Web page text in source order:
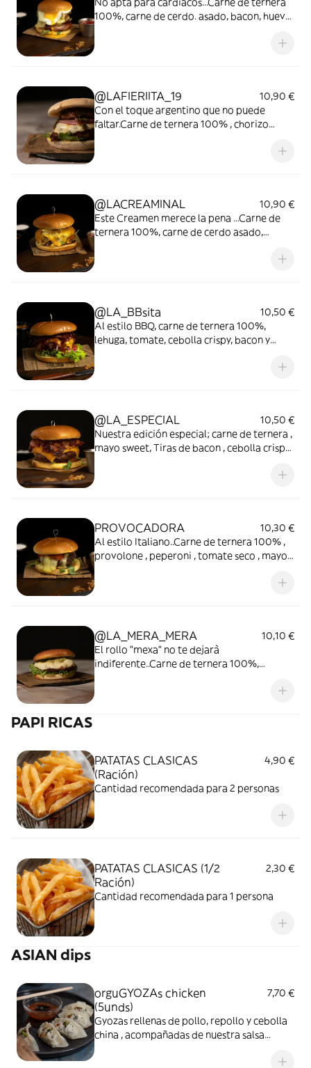
100%, carne de cerdo. asado, bacon, huevo,
@LAFIERIITA_19
10,90 €
Con el toque argentino que no puede
faltar.Carne de ternera 100% , chorizo
@LACREAMINAL
10,90 €
Este Creamen merece la pena ...Carne de
ternera 100%, carne de cerdo asado,
caramelizada, tomate, cebolla roja, rùcula,
@LA_BBsita
10,50 €
Al estilo BBQ, carne de ternera 100%,
lehuga, tomate, cebolla crispy, bacon y
@LA_ESPECIAL
10,50 €
Nuestra edición especial; carne de ternera ,
mayo sweet, Tiras de bacon , cebolla crispy,
PROVOCADORA
10,30 €
Al estilo Italiano..Carne de ternera 100% ,
provolone , peperoni , tomate seco , mayo
@LA_MERA_MERA
10,10 €
El rollo "mexa" no te dejarà
indiferente..Carne de ternera 100%,
PAPI RICAS
PATATAS CLASICAS
(Ración)
4,90 €
Cantidad recomendada para 2 personas
PATATAS CLASICAS (1/2
Ración)
2,30 €
Cantidad recomendada para 1 persona
ASIAN dips
orguGYOZAs chicken
(5unds)
7,70 €
Gyozas rellenas de pollo, repollo y cebolla
china , acompañadas de nuestra salsa